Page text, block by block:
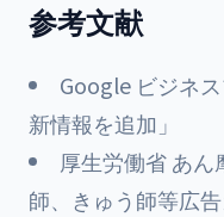
参考文献
Google ビジネ
新情報を追加」
厚生労働省 あん
師、きゅう師等広